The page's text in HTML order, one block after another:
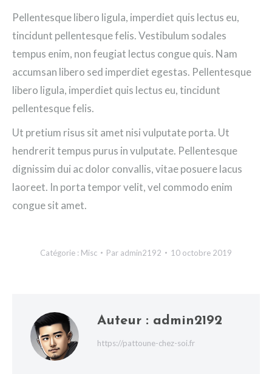
Pellentesque libero ligula, imperdiet quis lectus eu,
tincidunt pellentesque felis. Vestibulum sodales
tempus enim, non feugiat lectus congue quis. Nam
accumsan libero sed imperdiet egestas. Pellentesque
libero ligula, imperdiet quis lectus eu, tincidunt
pellentesque felis.
Ut pretium risus sit amet nisi vulputate porta. Ut
hendrerit tempus purus in vulputate. Pellentesque
dignissim dui ac dolor convallis, vitae posuere lacus
laoreet. In porta tempor velit, vel commodo enim
congue sit amet.
Catégorie : Misc Par admin2192 10 octobre 2019
Auteur : admin2192
https://pattoune-chez-soi.fr